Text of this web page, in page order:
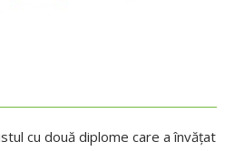
cu două diplome care a învățat